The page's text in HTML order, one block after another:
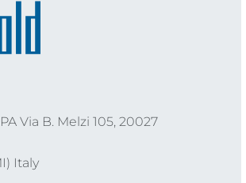
Via B. Melzi 105, 20027
Italy